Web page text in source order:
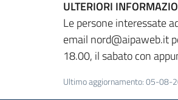
ULTERIORI
Le persone interessate
email nord@aipaweb.it
18.00, il sabato con
Ultimo aggiornamento:05-08-